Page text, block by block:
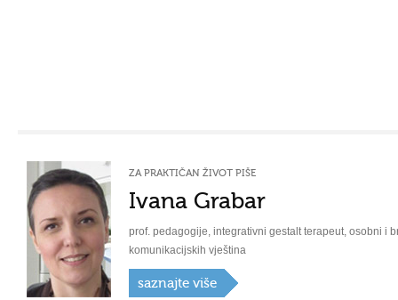
ZA PRAKTIČAN ŽIVOT PIŠE
Ivana Grabar
prof. pedagogije, integrativni gestalt terapeut, osobni i
komunikacijskih vještina
saznajte više